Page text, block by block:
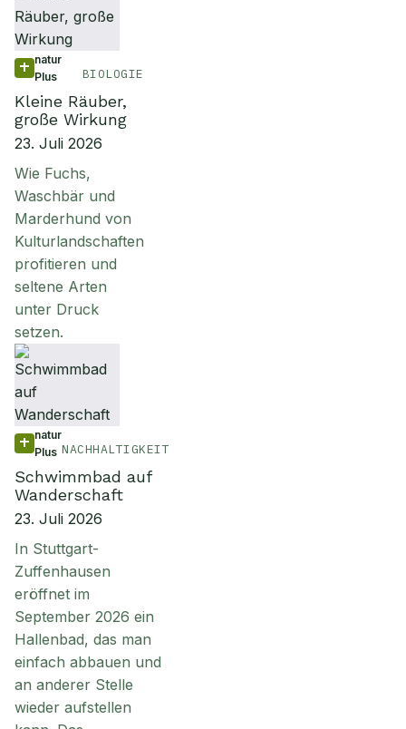
natur
Plus
BIOLOGIE
Kleine Räuber,
große Wirkung
23. Juli 2026
Wie Fuchs,
Waschbär und
Marderhund von
Kulturlandschaften
profitieren und
seltene Arten
unter Druck
setzen.
natur
Plus NACHHALTIGKEIT
Schwimmbad auf
Wanderschaft
23. Juli 2026
In Stuttgart-
Zuffenhausen
eröffnet im
September 2026 ein
Hallenbad, das man
einfach abbauen und
an anderer Stelle
wieder aufstellen